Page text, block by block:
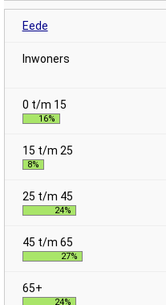
Eede
16%
8%
24%
27%
24%